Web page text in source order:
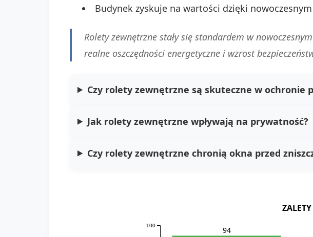
Budynek zyskuje na wartości dzięki
Rolety zewnętrzne stały się standardem w
realne oszczędności energetyczne i wzrost
Czy rolety zewnętrzne są skuteczne w ochronie
Jak rolety zewnętrzne wpływają na prywatność?
Czy rolety zewnętrzne chronią okna przed
100
94